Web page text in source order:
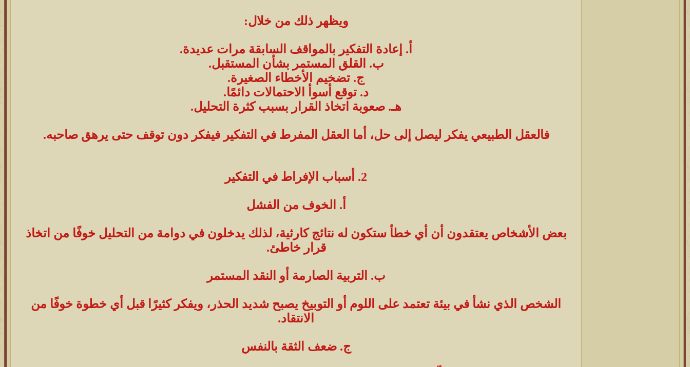
ويظهر ذلك من خلال:
أ. إعادة التفكير بالمواقف السابقة مرات عديدة.
ب. القلق المستمر بشأن المستقبل.
ج. تضخيم الأخطاء الصغيرة.
د. توقع أسوأ الاحتمالات دائمًا.
هـ. صعوبة اتخاذ القرار بسبب كثرة التحليل.
فالعقل الطبيعي يفكر ليصل إلى حل، أما العقل المفرط في التفكير فيفكر دون توقف حتى يرهق صاحبه.
2. أسباب الإفراط في التفكير
أ. الخوف من الفشل
بعض الأشخاص يعتقدون أن أي خطأ ستكون له نتائج كارثية، لذلك يدخلون في دوامة من التحليل خوفًا من اتخاذ
قرار خاطئ.
ب. التربية الصارمة أو النقد المستمر
الشخص الذي نشأ في بيئة تعتمد على اللوم أو التوبيخ يصبح شديد الحذر، ويفكر كثيرًا قبل أي خطوة خوفًا من
الانتقاد.
ج. ضعف الثقة بالنفس